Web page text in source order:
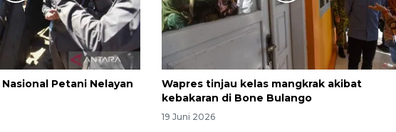
Petani Nelayan
Wapres tinjau kelas mangkrak akibat
kebakaran di Bone Bulango
19 Juni 2026